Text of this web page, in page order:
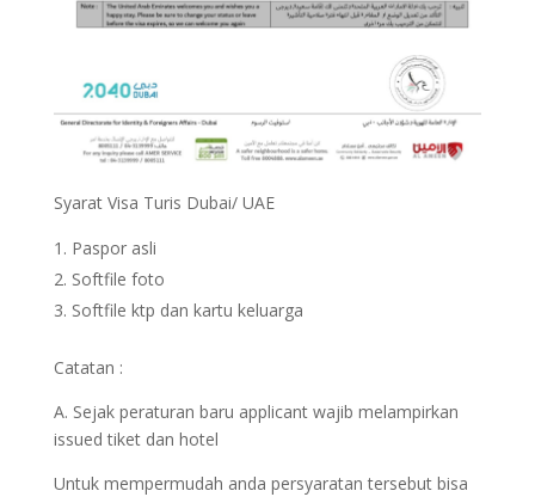
Syarat Visa Turis Dubai/ UAE
Paspor asli
Softfile foto
Softfile ktp dan kartu keluarga
Catatan :
A. Sejak peraturan baru applicant wajib melampirkan
issued tiket dan hotel
Untuk mempermudah anda persyaratan tersebut bisa